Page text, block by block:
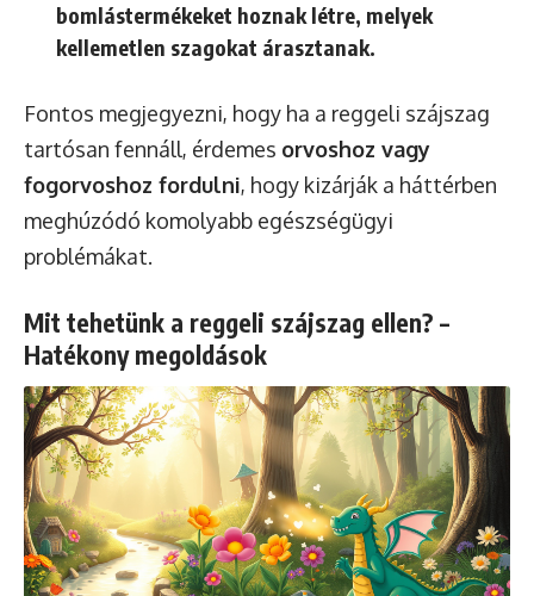
bomlástermékeket hoznak létre, melyek
kellemetlen szagokat árasztanak.
Fontos megjegyezni, hogy ha a reggeli szájszag
tartósan fennáll, érdemes orvoshoz vagy
fogorvoshoz fordulni, hogy kizárják a háttérben
meghúzódó komolyabb egészségügyi
problémákat.
Mit tehetünk a reggeli szájszag ellen? –
Hatékony megoldások